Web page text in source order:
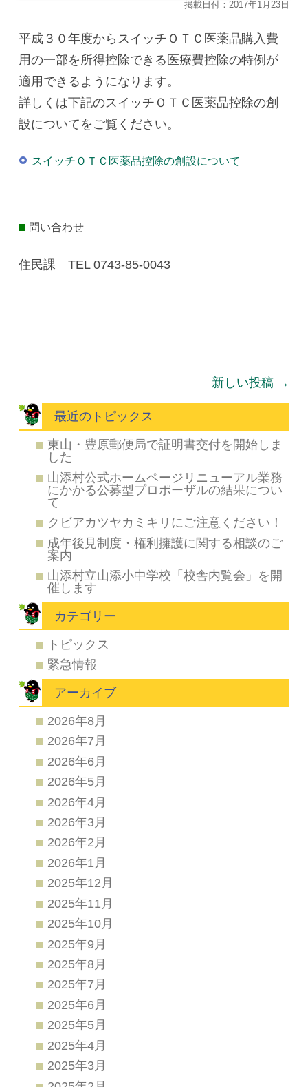
掲載日付：2017年1月23日
平成３０年度からスイッチＯＴＣ医薬品購入費
用の一部を所得控除できる医療費控除の特例が
適用できるようになります。
詳しくは下記のスイッチＯＴＣ医薬品控除の創
設についてをご覧ください。
スイッチＯＴＣ医薬品控除の創設について
問い合わせ
住民課 TEL 0743-85-0043
新しい投稿 →
最近のトピックス
東山・豊原郵便局で証明書交付を開始しま
した
山添村公式ホームページリニューアル業務
にかかる公募型プロポーザルの結果につい
て
クビアカツヤカミキリにご注意ください！
成年後見制度・権利擁護に関する相談のご
案内
山添村立山添小中学校「校舎内覧会」を開
催します
カテゴリー
トピックス
緊急情報
アーカイブ
2026年8月
2026年7月
2026年6月
2026年5月
2026年4月
2026年3月
2026年2月
2026年1月
2025年12月
2025年11月
2025年10月
2025年9月
2025年8月
2025年7月
2025年6月
2025年5月
2025年4月
2025年3月